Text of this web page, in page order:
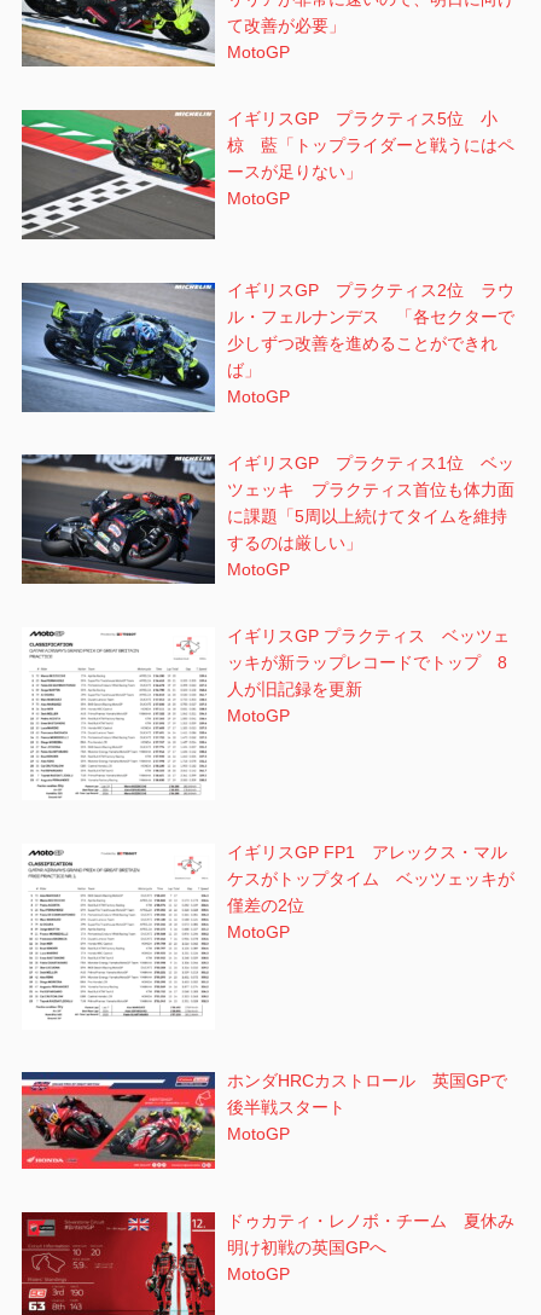
て改善が必要」
MotoGP
イギリスGP プラクティス5位 小
椋 藍「トップライダーと戦うにはペ
ースが足りない」
MotoGP
イギリスGP プラクティス2位 ラウ
ル・フェルナンデス 「各セクターで
少しずつ改善を進めることができれ
ば」
MotoGP
イギリスGP プラクティス1位 ベッ
ツェッキ プラクティス首位も体力面
に課題「5周以上続けてタイムを維持
するのは厳しい」
MotoGP
イギリスGP プラクティス ベッツェ
ッキが新ラップレコードでトップ 8
人が旧記録を更新
MotoGP
イギリスGP FP1 アレックス・マル
ケスがトップタイム ベッツェッキが
僅差の2位
MotoGP
ホンダHRCカストロール 英国GPで
後半戦スタート
MotoGP
ドゥカティ・レノボ・チーム 夏休み
明け初戦の英国GPへ
MotoGP